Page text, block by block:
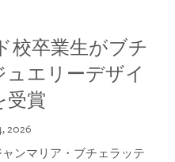
校卒業生がブチ
エリーデザイ
受賞
2026
ンマリア・ブチェラッテ